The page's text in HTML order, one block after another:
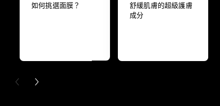
如何挑選面膜？
舒緩肌膚的超級護膚
成分
PREVIOUS CARD
NEXT CARD